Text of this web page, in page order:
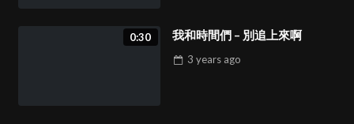
0:30 我和時間們 – 別追上來啊
3 years ago